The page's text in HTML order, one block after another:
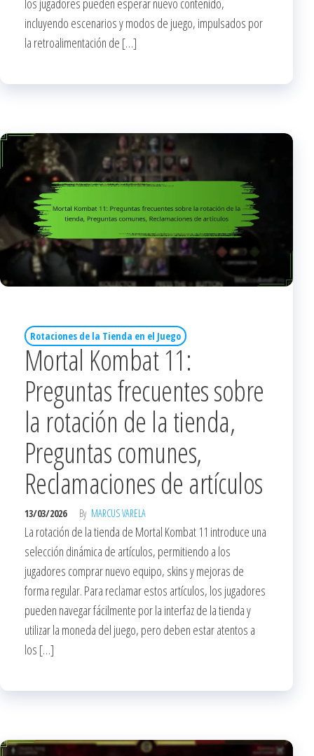
los jugadores pueden esperar nuevo contenido,
incluyendo escenarios y modos de juego, impulsados por
la retroalimentación de […]
Rotaciones de la Tienda en el Juego
Mortal Kombat 11:
Preguntas frecuentes sobre
la rotación de la tienda,
Preguntas comunes,
Reclamaciones de artículos
13/03/2026 By MARCUS VARELA
La rotación de la tienda de Mortal Kombat 11 introduce una
selección dinámica de artículos, permitiendo a los
jugadores comprar nuevo equipo, skins y mejoras de
forma regular. Para reclamar estos artículos, los jugadores
pueden navegar fácilmente por la interfaz de la tienda y
utilizar la moneda del juego, pero deben estar atentos a
los […]